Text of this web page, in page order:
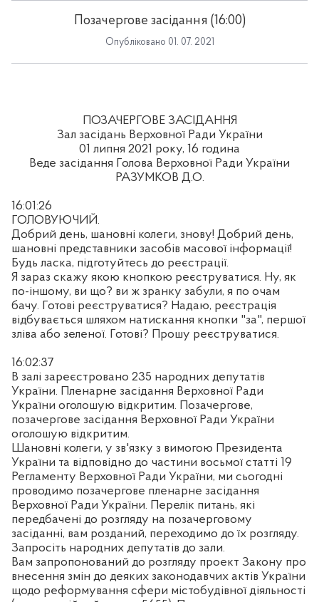
Позачергове засідання (16:00)
Опубліковано 01. 07. 2021
ПОЗАЧЕРГОВЕ ЗАСІДАННЯ
Зал засідань Верховної Ради України
01 липня 2021 року, 16 година
Веде засідання Голова Верховної Ради України
РАЗУМКОВ Д.О.
16:01:26
ГОЛОВУЮЧИЙ.
Добрий день, шановні колеги, знову! Добрий день,
шановні представники засобів масової інформації!
Будь ласка, підготуйтесь до реєстрації.
Я зараз скажу якою кнопкою реєструватися. Ну, як
по-іншому, ви що? ви ж зранку забули, я по очам
бачу. Готові реєструватися? Надаю, реєстрація
відбувається шляхом натискання кнопки "за", першої
зліва або зеленої. Готові? Прошу реєструватися.
16:02:37
В залі зареєстровано 235 народних депутатів
України. Пленарне засідання Верховної Ради
України оголошую відкритим. Позачергове,
позачергове засідання Верховної Ради України
оголошую відкритим.
Шановні колеги, у зв'язку з вимогою Президента
України та відповідно до частини восьмої статті 19
Регламенту Верховної Ради України, ми сьогодні
проводимо позачергове пленарне засідання
Верховної Ради України. Перелік питань, які
передбачені до розгляду на позачерговому
засіданні, вам розданий, переходимо до їх розгляду.
Запросіть народних депутатів до зали.
Вам запропонований до розгляду проект Закону про
внесення змін до деяких законодавчих актів України
щодо реформування сфери містобудівної діяльності